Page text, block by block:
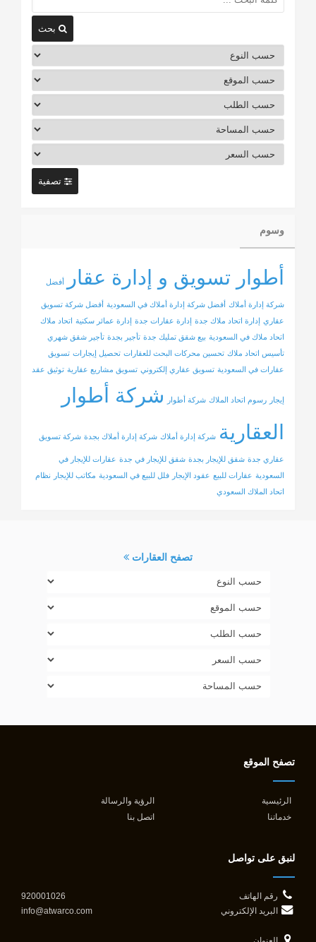
بحث
تصفية
وسوم
أطوار تسويق و إدارة عقار أفضل
شركة إدارة أملاك أفضل شركة إدارة أملاك في السعودية أفضل شركة تسويق
عقاري إدارة اتحاد ملاك جدة إدارة عقارات جدة إدارة عمائر سكنية اتحاد ملاك
اتحاد ملاك في السعودية بيع شقق تمليك جدة تأجير بجدة تأجير شقق شهري
تأسيس اتحاد ملاك تحسين محركات البحث للعقارات تحصيل إيجارات تسويق
عقارات في السعودية تسويق عقاري إلكتروني تسويق مشاريع عقارية توثيق عقد
إيجار رسوم اتحاد الملاك شركة أطوار
شركة أطوار
العقارية شركة إدارة أملاك شركة إدارة أملاك بجدة شركة تسويق
عقاري جدة شقق للإيجار بجدة شقق للإيجار في جدة عقارات للإيجار في
السعودية عقارات للبيع عقود الإيجار فلل للبيع في السعودية مكاتب للإيجار
نظام
اتحاد الملاك السعودي
تصفح العقارات
تصفح الموقع
الرئيسية
الرؤية والرسالة
خدماتنا
اتصل بنا
لنبق على تواصل
رقم الهاتف
920001026
البريد الإلكتروني
info@atwarco.com